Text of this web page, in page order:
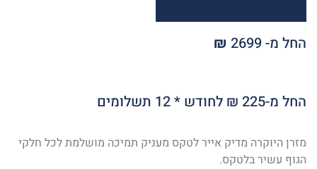
החל מ- 2699 ₪
החל מ-225 ₪ לחודש * 12 תשלומים
מזרן היוקרה מדיק אייר לטקס מעניק תמיכה מושלמת לכל חלקי
הגוף עשיר בלטקס.